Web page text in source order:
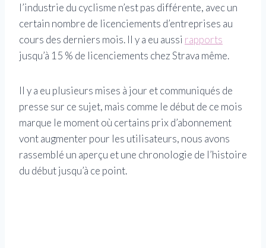
l’industrie du cyclisme n’est pas différente, avec un
certain nombre de licenciements d’entreprises au
cours des derniers mois. Il y a eu aussi rapports
jusqu’à 15 % de licenciements chez Strava même.
Il y a eu plusieurs mises à jour et communiqués de
presse sur ce sujet, mais comme le début de ce mois
marque le moment où certains prix d’abonnement
vont augmenter pour les utilisateurs, nous avons
rassemblé un aperçu et une chronologie de l’histoire
du début jusqu’à ce point.